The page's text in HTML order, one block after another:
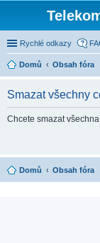
Rychlé odkazy
Domů Obsah fóra
Smazat všechny
Chcete smazat
Domů Obsah fóra